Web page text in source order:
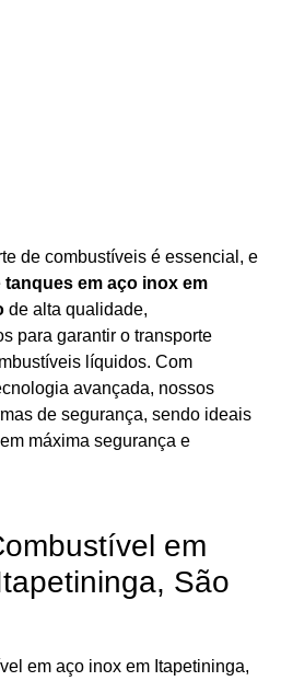
de combustíveis é essencial, e
tanques em aço inox em
de alta qualidade,
para garantir o transporte
líquidos. Com
avançada, nossos
de segurança, sendo ideais
máxima segurança e
em
São
em aço inox em Itapetininga,